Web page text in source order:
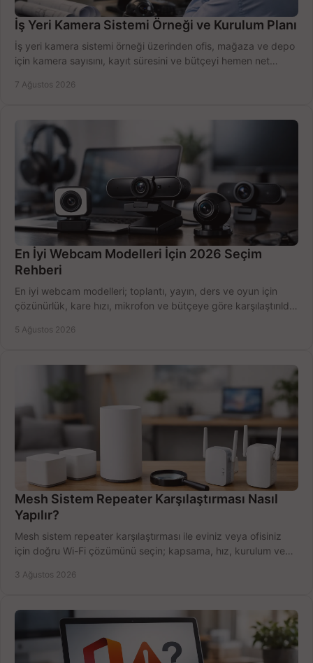
İş Yeri Kamera Sistemi Örneği ve Kurulum Planı
İş yeri kamera sistemi örneği üzerinden ofis, mağaza ve depo
için kamera sayısını, kayıt süresini ve bütçeyi hemen net
7 Ağustos 2026
En İyi Webcam Modelleri İçin 2026 Seçim
Rehberi
En iyi webcam modelleri; toplantı, yayın, ders ve oyun için
çözünürlük, kare hızı, mikrofon ve bütçeye göre karşılaştırıldı.
5 Ağustos 2026
Mesh Sistem Repeater Karşılaştırması Nasıl
Yapılır?
Mesh sistem repeater karşılaştırması ile eviniz veya ofisiniz
için doğru Wi-Fi çözümünü seçin; kapsama, hız, kurulum ve
3 Ağustos 2026